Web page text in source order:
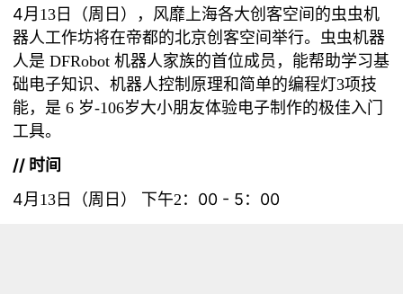
4月 13 日（周日），风靡上海各大创客空间的虫虫机
器人工作坊将在帝都的北京创客空间举行。虫虫机器
人是DFRobot机器人家族的首位成员，能帮助学习基
础电子知识、机器人控制原理和简单的编程灯3项技
能，是6 岁-106岁大小朋友体验电子制作的极佳入门
工具。
// 时间
4月 13 日（周日） 下午2 ： 00 - 5：00